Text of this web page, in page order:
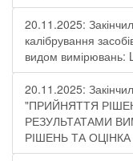
20.11.2025:
калібрування
видом
20.11.2025:
"ПРИЙНЯТТЯ
РЕЗУЛЬТАТАМИ
РІШЕНЬ ТА